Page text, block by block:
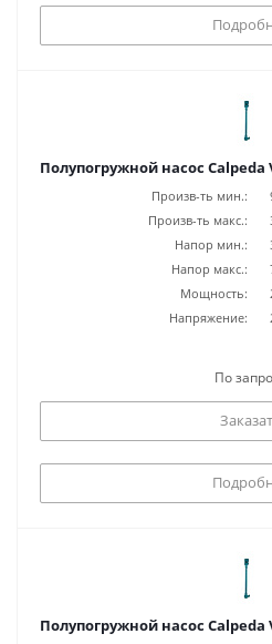
Полупогружной насос Calpeda
Произв-ть мин.:
Произв-ть макс.:
Напор мин.:
Напор макс.:
Мощность:
Напряжение:
По
Полупогружной насос Calpeda